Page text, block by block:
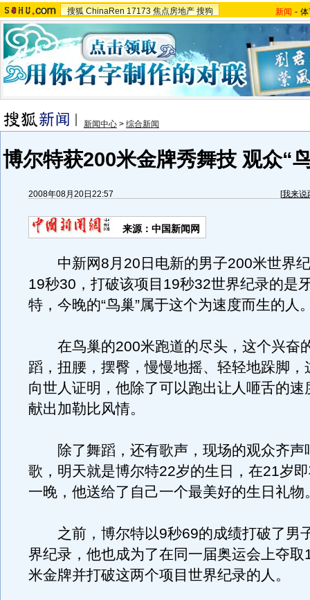
搜狐 ChinaRen 17173 焦点房地产 搜狗 新闻 -
新闻中心 > 综合新闻
博尔特获200米金牌秀舞技 观众“
2008年08月20日22:57 [我来说
来源：中国新闻网
中新网8月20日电新的男子200米世界
19秒30，打破该项目19秒32世界纪录的是
特，今晚的“鸟巢”属于这个为速度而生的人
在鸟巢的200米跑道的尽头，这个兴奋
蹈，扭腰，摆臀，慢慢地摇、轻轻地跺脚，
向世人证明，他除了可以跑出让人咂舌的速
献出加勒比风情。
除了舞蹈，还有歌声，现场的观众齐声
歌，明天就是博尔特22岁的生日，在21岁
一晚，他送给了自己一个最美好的生日礼物
之前，博尔特以9秒69的成绩打破了男
界纪录，他也成为了在同一届奥运会上夺
米金牌并打破这两个项目世界纪录的人。